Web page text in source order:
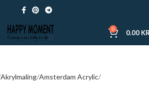
0 0.00
Akrylmaling Amsterdam Acrylic